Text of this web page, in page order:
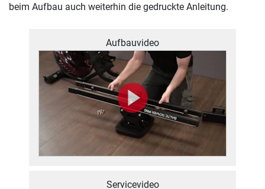
beim Aufbau auch weiterhin die gedruckte Anleitung.
Aufbauvideo
Servicevideo